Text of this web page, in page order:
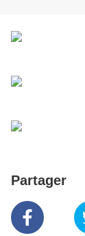
Partager